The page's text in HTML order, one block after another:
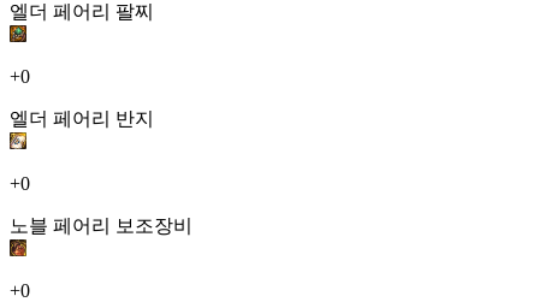
엘더 페어리 팔찌
+0
엘더 페어리 반지
+0
노블 페어리 보조장비
+0